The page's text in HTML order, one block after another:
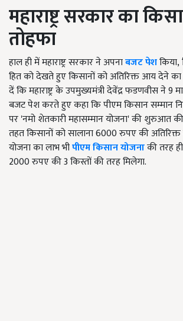
महाराष्ट्र सरकार का
तोहफा
हाल ही में महाराष्ट्र सरकार ने अपनाबजट पेशकिया,
हित को देखते हुए किसानों को अतिरिक्त आय देने
दें कि महाराष्ट्र के उपमुख्यमंत्री देवेंद्र फडणवीस ने 9
बजट पेश करते हुए कहा कि पीएम किसान सम्मान
पर'नमो शेतकारी महासम्मान योजना'की शुरुआत की
तहत किसानों को सालाना 6000 रुपए की अतिरिक्त
योजना का लाभ भीपीएम किसान योजनाकी तरह
2000रुपए की 3 किस्तों की तरह मिलेगा.